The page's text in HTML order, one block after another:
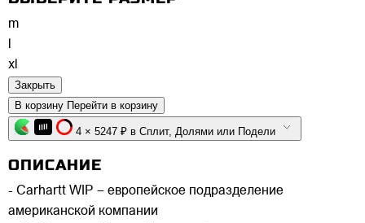
m
xl
Закрыть
В корзину Перейти в корзину
4 × 5247 ₽ в Сплит, Долями или Подели
ОПИСАНИЕ
- Carhartt WIP – европейское подразделение
американской компании